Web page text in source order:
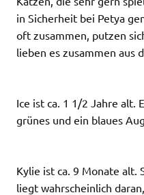
in Sicherheit bei Petya
oft zusammen, putzen
lieben es zusammen aus
Ice ist ca. 1 1/2 Jahre alt.
grünes und ein blaues
Kylie ist ca. 9 Monate alt.
liegt wahrscheinlich